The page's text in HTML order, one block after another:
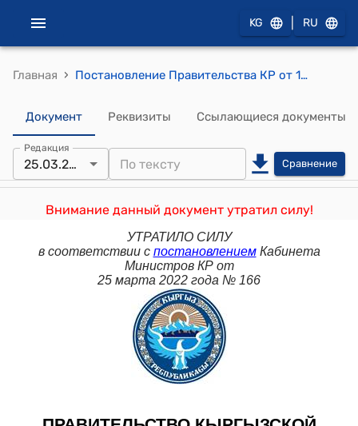
KG RU
Главная › Постановление Правительства КР от 10 января 2009 года №4 "О внесении изменения в постановление Правительства Кыргызской Республики от 15 августа 2007 года № 334 "Вопросы Государственной инспекции по энергетике и газу при Министерстве промышленности, энергетики и топливных ресурсов Кыргызской Республики"
Документ Реквизиты Ссылающиеся документы
Редакция
25.03.2022 Сравнение
Внимание данный документ утратил силу!